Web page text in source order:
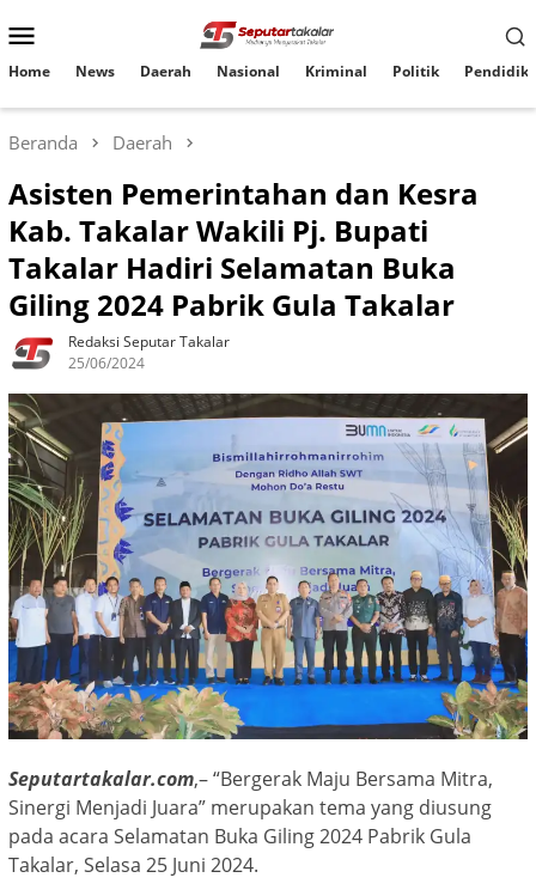
ke
Mobile
Home News Daerah Nasional Kriminal Politik
Beranda Daerah
Asisten Pemerintahan dan Kesra
Kab. Takalar Wakili Pj. Bupati
Takalar Hadiri Selamatan Buka
Giling 2024 Pabrik Gula Takalar
Redaksi Seputar Takalar
25/06/2024
Seputartakalar.com,– “Bergerak Maju Bersama Mitra,
Sinergi Menjadi Juara” merupakan tema yang diusung
pada acara Selamatan Buka Giling 2024 Pabrik Gula
Takalar, Selasa 25 Juni 2024.